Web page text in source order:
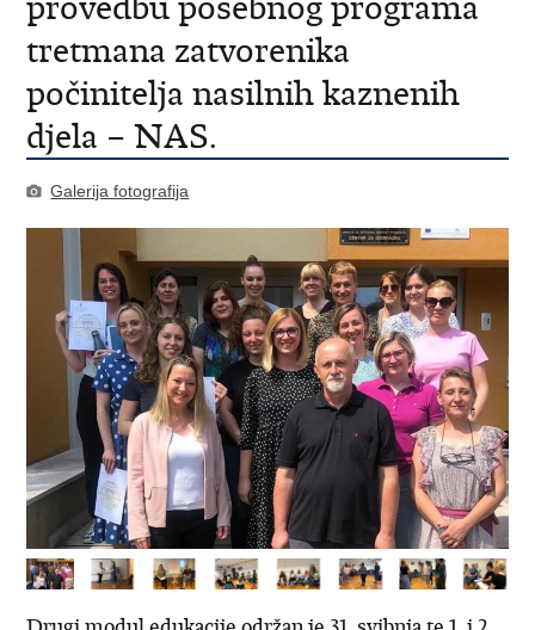
tretmana zatvorenika
počinitelja nasilnih kaznenih
djela – NAS.
Galerija fotografija